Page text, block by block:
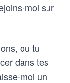
moi sur
ou tu
dans tes
moi un